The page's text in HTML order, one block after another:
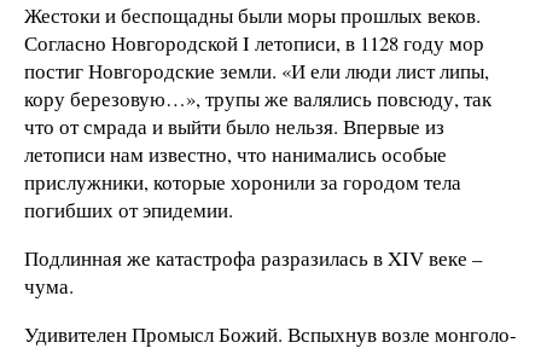
Жестоки и беспощадны были моры прошлых веков.
Согласно Новгородской I летописи, в 1128 году мор
постиг Новгородские земли. «И ели люди лист липы,
кору березовую…», трупы же валялись повсюду, так
что от смрада и выйти было нельзя. Впервые из
летописи нам известно, что нанимались особые
прислужники, которые хоронили за городом тела
погибших от эпидемии.
Подлинная же катастрофа разразилась в XIV веке –
чума.
Удивителен Промысл Божий. Вспыхнув возле монголо-